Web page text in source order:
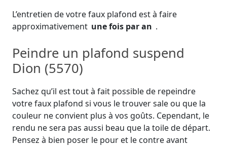
L’entretien de votre faux plafond est à faire
approximativement une fois par an .
Peindre un plafond suspend
Dion (5570)
Sachez qu’il est tout à fait possible de repeindre
votre faux plafond si vous le trouver sale ou que la
couleur ne convient plus à vos goûts. Cependant, le
rendu ne sera pas aussi beau que la toile de départ.
Pensez à bien poser le pour et le contre avant